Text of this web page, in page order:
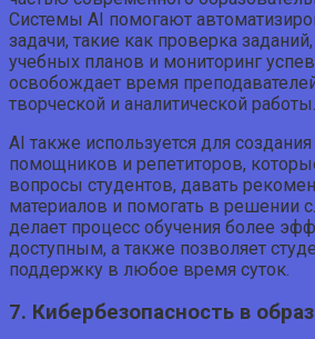
Системы AI помогают
задачи, такие как проверка
учебных планов и мониторинг
освобождает время
творческой и аналитической работы.
AI также используется для
помощников и репетиторов,
вопросы студентов, давать
материалов и помогать в решении
делает процесс обучения более
доступным, а также позволяет
поддержку в любое время суток.
7. Кибербезопасность в